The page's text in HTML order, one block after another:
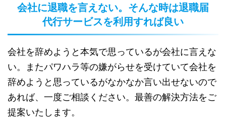
会社に退職を言えない。そんな時は退職届
代行サービスを利用すれば良い
会社を辞めようと本気で思っているが会社に言えな
い。
またパワハラ等の嫌がらせを受けていて会社を
辞めようと思っているがなかなか言い出せないので
あれば、一度ご相談ください。最善の解決方法をご
提案いたします。